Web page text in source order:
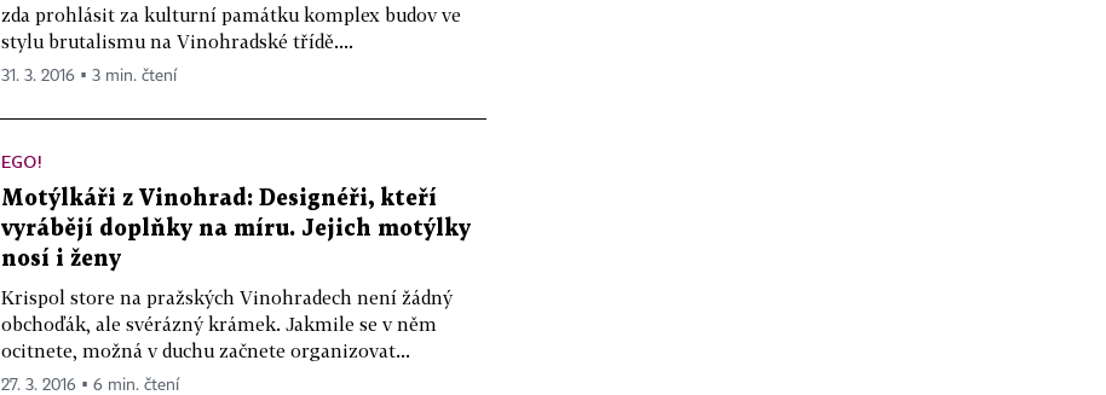
zda prohlásit za kulturní památku komplex budov ve
stylu brutalismu na Vinohradské třídě....
31. 3. 2016 ▪ 3 min. čtení
EGO!
Motýlkáři z Vinohrad: Designéři, kteří
vyrábějí doplňky na míru. Jejich motýlky
nosí i ženy
Krispol store na pražských Vinohradech není žádný
obchoďák, ale svérázný krámek. Jakmile se v něm
ocitnete, možná v duchu začnete organizovat...
27. 3. 2016 ▪ 6 min. čtení